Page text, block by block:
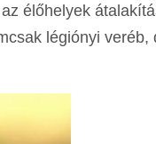
élőhelyek
légiónyi veréb,